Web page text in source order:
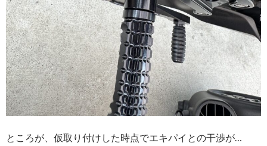
ところが、仮取り付けした時点でエキパイとの干渉が…